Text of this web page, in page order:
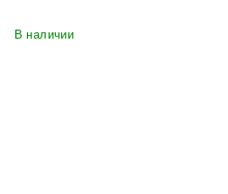
В наличии